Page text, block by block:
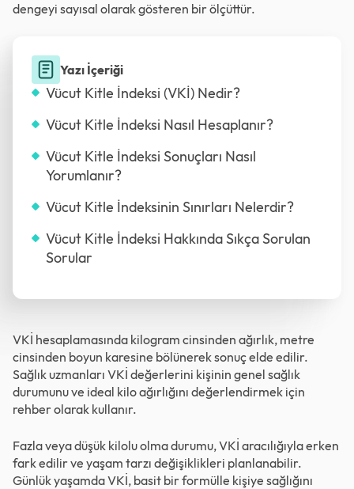
dengeyi sayısal olarak gösteren bir ölçüttür.
Yazı İçeriği
Vücut Kitle İndeksi (VKİ) Nedir?
Vücut Kitle İndeksi Nasıl Hesaplanır?
Vücut Kitle İndeksi Sonuçları Nasıl
Yorumlanır?
Vücut Kitle İndeksinin Sınırları Nelerdir?
Vücut Kitle İndeksi Hakkında Sıkça Sorulan
Sorular
VKİ hesaplamasında kilogram cinsinden ağırlık, metre
cinsinden boyun karesine bölünerek sonuç elde edilir.
Sağlık uzmanları VKİ değerlerini kişinin genel sağlık
durumunu ve ideal kilo ağırlığını değerlendirmek için
rehber olarak kullanır.
Fazla veya düşük kilolu olma durumu, VKİ aracılığıyla erken
fark edilir ve yaşam tarzı değişiklikleri planlanabilir.
Günlük yaşamda VKİ, basit bir formülle kişiye sağlığını